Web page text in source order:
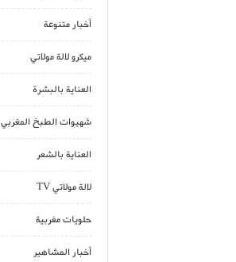
أخبار متنوعة
ميكرو لالة مولاتي
العناية بالبشرة
شهيوات الطبخ المغربي
العناية بالشعر
لالة مولاتي TV
حلويات مغربية
أخبار المشاهير